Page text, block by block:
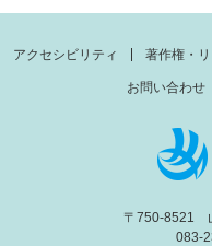
アクセシビリティ 著作権・リ
お問い合わせ
〒750-8521
083-